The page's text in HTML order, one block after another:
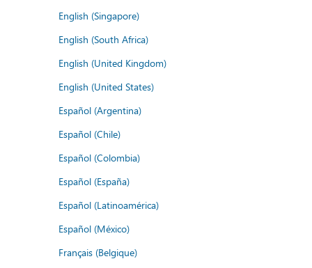
English (Singapore)
English (South Africa)
English (United Kingdom)
English (United States)
Español (Argentina)
Español (Chile)
Español (Colombia)
Español (España)
Español (Latinoamérica)
Español (México)
Français (Belgique)